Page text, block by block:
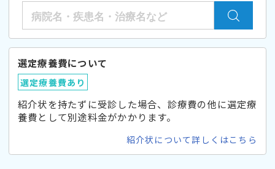
選定療養費について
選定療養費あり
紹介状を持たずに受診した場合、診療費の他に選定療
養費として別途料金がかかります。
紹介状について詳しくはこちら